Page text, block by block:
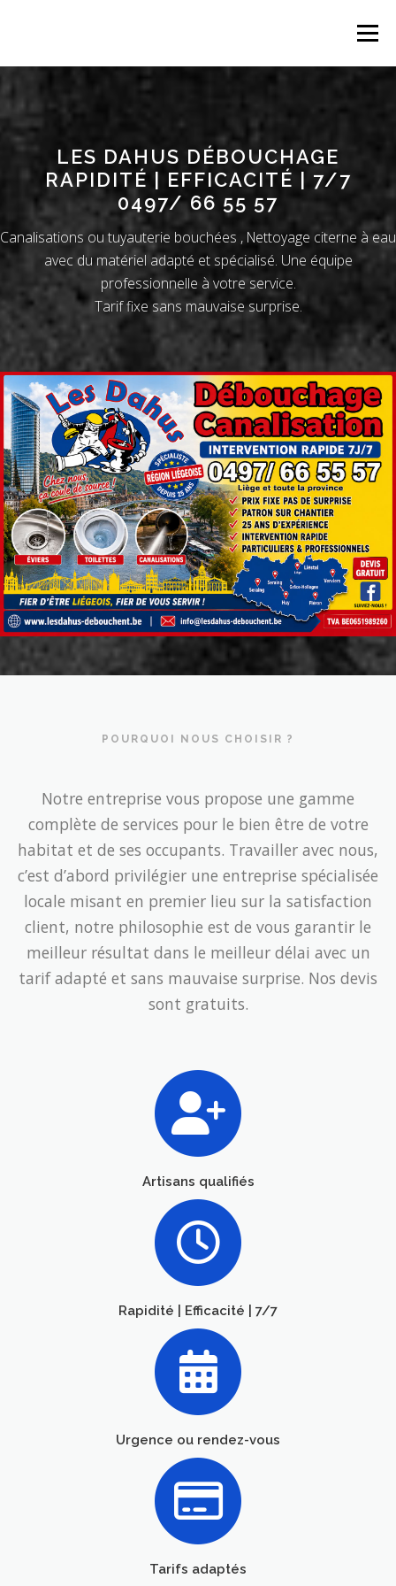
Menu
LES DAHUS DÉBOUCHAGE
RAPIDITÉ | EFFICACITÉ | 7/7
0497/ 66 55 57
Canalisations ou tuyauterie bouchées , Nettoyage citerne à eau
avec du matériel adapté et spécialisé. Une équipe
professionnelle à votre service.
Tarif fixe sans mauvaise surprise.
POURQUOI NOUS CHOISIR ?
Notre entreprise vous propose une gamme
complète de services pour le bien être de votre
habitat et de ses occupants. Travailler avec nous,
c’est d’abord privilégier une entreprise spécialisée
locale misant en premier lieu sur la satisfaction
client, notre philosophie est de vous garantir le
meilleur résultat dans le meilleur délai avec un
tarif adapté et sans mauvaise surprise. Nos devis
sont gratuits.
Artisans qualifiés
Rapidité | Efficacité | 7/7
Urgence ou rendez-vous
Tarifs adaptés